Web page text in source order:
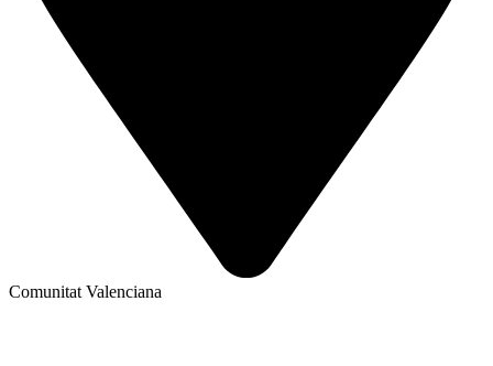
Comunitat Valenciana